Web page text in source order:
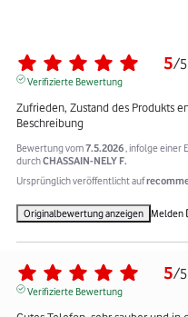
5/5
Verifizierte Bewertung
Zufrieden, Zustand des Produkts
Beschreibung
Bewertung vom7.5.2026 , infolge einer
durchCHASSAIN-NELY F.
Ursprünglich veröffentlicht auf
Originalbewertung anzeigen Melden
5/5
Verifizierte Bewertung